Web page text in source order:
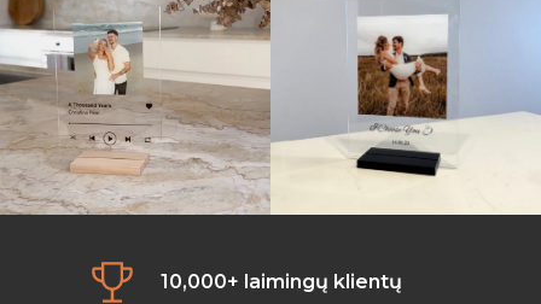
10,000+ laimingų klientų